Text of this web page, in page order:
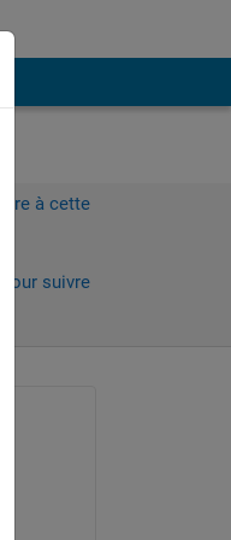
à cette
pour suivre